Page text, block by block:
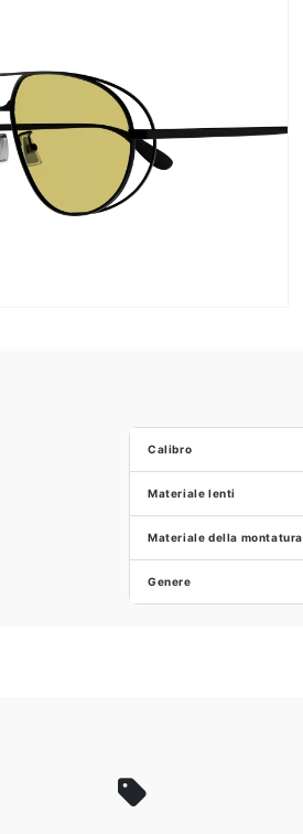
Calibro
Materiale lenti
Materiale della montatura
Genere